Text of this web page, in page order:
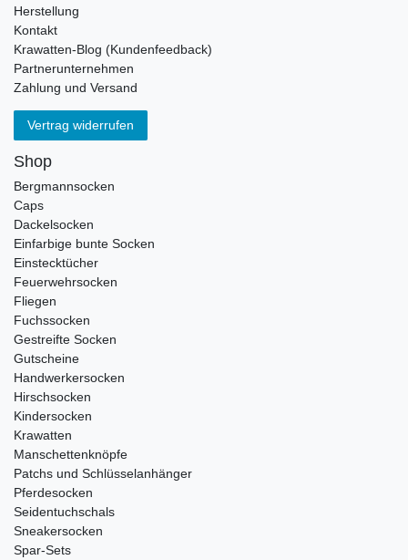
Herstellung
Kontakt
Krawatten-Blog (Kundenfeedback)
Partnerunternehmen
Zahlung und Versand
Vertrag widerrufen
Shop
Bergmannsocken
Caps
Dackelsocken
Einfarbige bunte Socken
Einstecktücher
Feuerwehrsocken
Fliegen
Fuchssocken
Gestreifte Socken
Gutscheine
Handwerkersocken
Hirschsocken
Kindersocken
Krawatten
Manschettenknöpfe
Patchs und Schlüsselanhänger
Pferdesocken
Seidentuchschals
Sneakersocken
Spar-Sets